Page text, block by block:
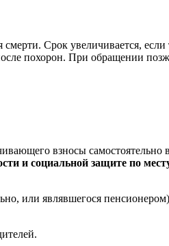
Срок увеличивается,
похорон. При обращении
взносы самостоятельно
и социальной защите по
или являвшегося